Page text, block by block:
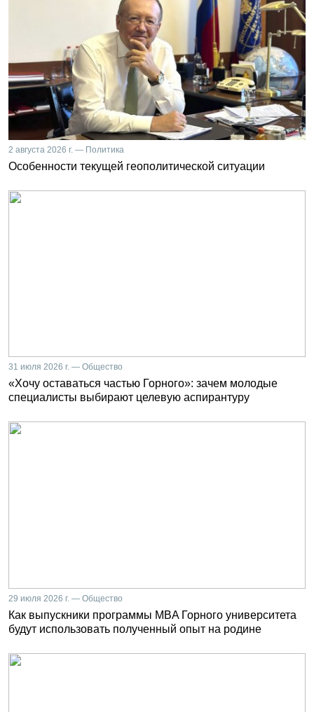
2 августа 2026 г. — Политика
Особенности текущей геополитической ситуации
31 июля 2026 г. — Общество
«Хочу оставаться частью Горного»: зачем молодые
специалисты выбирают целевую аспирантуру
29 июля 2026 г. — Общество
Как выпускники программы MBA Горного университета
будут использовать полученный опыт на родине